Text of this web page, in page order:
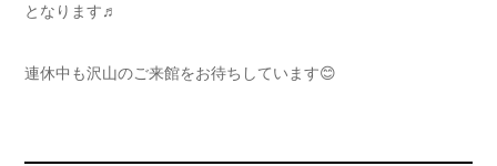
となります♬
連休中も沢山のご来館をお待ちしています😊